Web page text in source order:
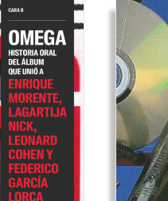
últimos